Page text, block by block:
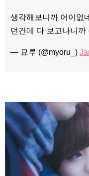
생각해보니까 어이없
던건데 다 보고나니
— 묘루 (@myoru_)